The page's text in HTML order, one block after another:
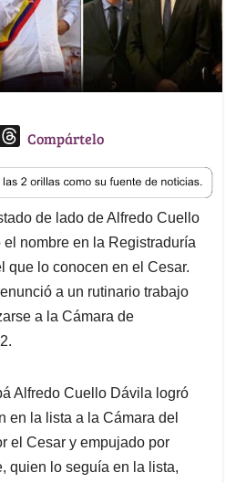
T
r
e
a
d
s
Compártelo
de lado de Alfredo Cuello
nombre en la Registraduría
que lo conocen en el Cesar.
a un rutinario trabajo
a la Cámara de
Alfredo Cuello Dávila logró
en la lista a la Cámara del
el Cesar y empujado por
quien lo seguía en la lista,